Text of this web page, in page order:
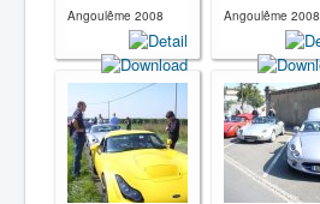
Angoulême 2008 Angoulême 2008